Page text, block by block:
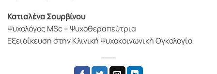
Κατιαλένα Σουρβίνου
Ψυχολόγος MSc – Ψυχοθεραπεύτρια
Εξειδίκευση στην Κλινική Ψυχοκοινωνική Ογκολογία